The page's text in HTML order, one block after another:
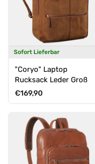
Sofort Lieferbar
"Coryo" Laptop
Rucksack Leder Groß
Normaler Preis
€169,90